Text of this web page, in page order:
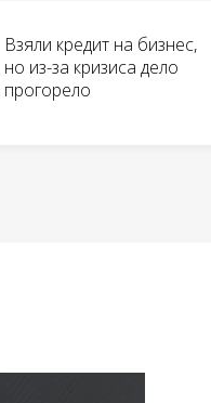
Взяли кредит на бизнес,
но из-за кризиса дело
прогорело